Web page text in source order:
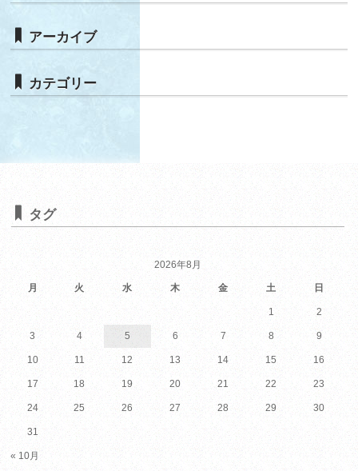
アーカイブ
カテゴリー
タグ
2026年8月
月 火 水 木 金 土 日
« 10月
1 2
3 4 5 6 7 8 9
10 11 12 13 14 15 16
17 18 19 20 21 22 23
24 25 26 27 28 29 30
31